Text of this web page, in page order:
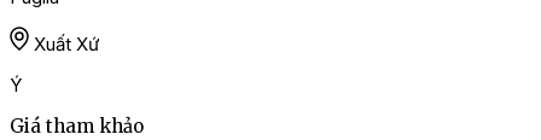
Xuất Xứ
Ý
Giá tham khảo